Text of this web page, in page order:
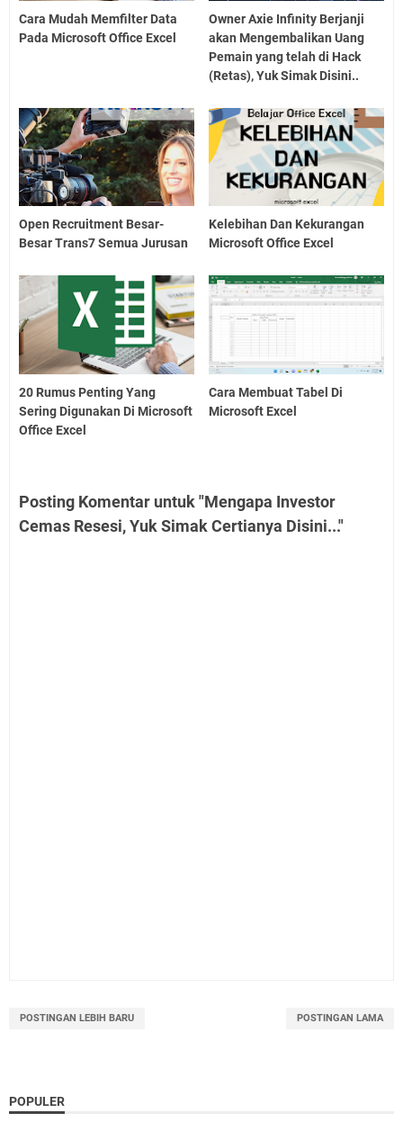
Cara Mudah Memfilter Data
Pada Microsoft Office Excel
Owner Axie Infinity Berjanji
akan Mengembalikan Uang
Pemain yang telah di Hack
(Retas), Yuk Simak Disini..
Open Recruitment Besar-
Besar Trans7 Semua Jurusan
Kelebihan Dan Kekurangan
Microsoft Office Excel
20 Rumus Penting Yang
Sering Digunakan Di Microsoft
Office Excel
Cara Membuat Tabel Di
Microsoft Excel
Posting Komentar untuk "Mengapa Investor
Cemas Resesi, Yuk Simak Certianya Disini..."
POSTINGAN LEBIH BARU POSTINGAN LAMA
POPULER